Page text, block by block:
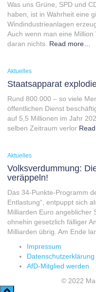
Was uns Grüne, SPD und
haben, ist in Wahrheit eine
Windindustrieanlagen
Auch wenn man eine
daran nichts. Read more…
Aktuelles
Staatsapparat
Rund 800.000 – so viele
öffentlichen Dienst
auf 5,5 Millionen im Jahr
selben Zeitraum verlor
Aktuelles
Volksverdummung:
veräppeln!
Das 34-Punkte-Programm
Entlastung“, entpuppt sich
Milliarden Euro angeblicher
ohnehin gesetzlich fälliger
Milliarden übrig. Am Ende
Impressum
Datenschutzerklärung
AfD-Mitglied werden
© 2022